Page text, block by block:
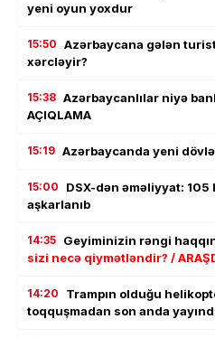
yeni oyun yoxdur
15:50 Azərbaycana gələn
xərcləyir?
15:38 Azərbaycanlılar niyə
AÇIQLAMA
15:19 Azərbaycanda yeni
15:00
DSX-dən əməliyyat:
aşkarlanıb
14:35 Geyiminizin rəngi
sizi necə qiymətləndir? /
14:20
Trampın olduğu
toqquşmadan son anda